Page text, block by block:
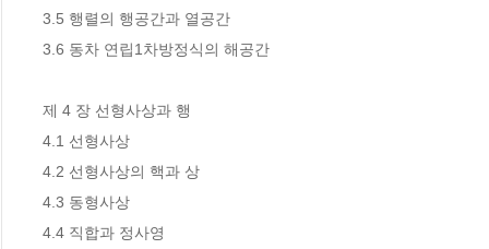
3.5 행렬의 행공간과 열공간
3.6 동차 연립1차방정식의 해공간
제 4 장 선형사상과 행
4.1 선형사상
4.2 선형사상의 핵과 상
4.3 동형사상
4.4 직합과 정사영